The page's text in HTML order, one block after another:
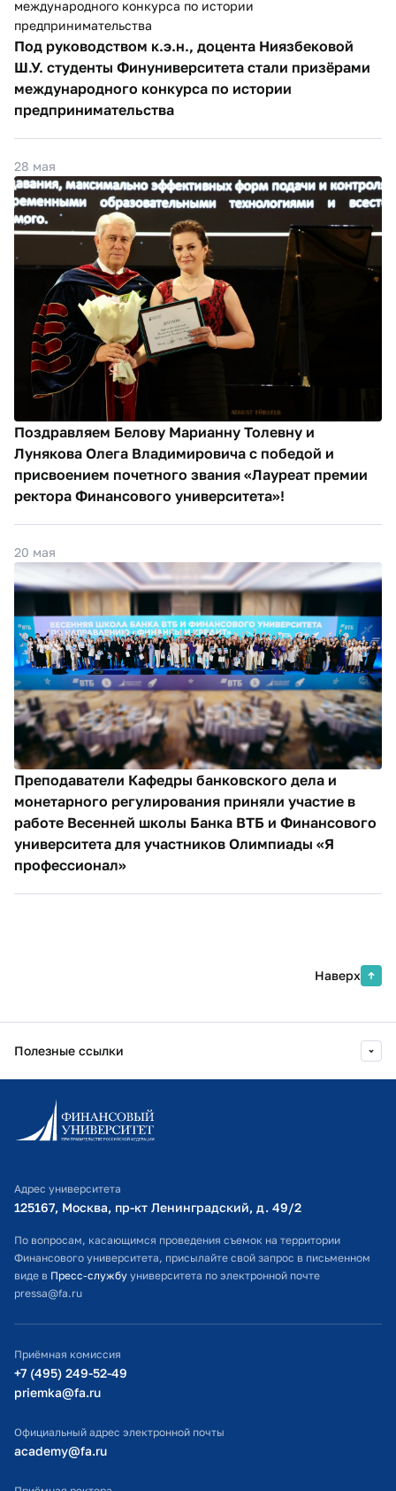
Под руководством к.э.н., доцента Ниязбековой
Ш.У. студенты Финуниверситета стали призёрами
международного конкурса по истории
предпринимательства
28 мая
Поздравляем Белову Марианну Толевну и
Лунякова Олега Владимировича с победой и
присвоением почетного звания «Лауреат премии
ректора Финансового университета»!
20 мая
Преподаватели Кафедры банковского дела и
монетарного регулирования приняли участие в
работе Весенней школы Банка ВТБ и Финансового
университета для участников Олимпиады «Я
профессионал»
Наверх
Полезные ссылки
Информационно-образовательный портал
Личный кабинет поступающего
Оплата обучения
Расписание занятий
Студенческий офис
Официальный адрес электронной почты
Министерство просвещения РФ
Министерство науки и высшего образования РФ
Адрес университета
125167, Москва, пр-кт Ленинградский, д. 49/2​
По вопросам, касающимся проведения съемок на территории
Финансового университета, присылайте свой запрос в письменном
виде в Пресс-службу университета по электронной почте
pressa@fa.ru
Приёмная комиссия
+7 (495) 249-52-49
priemka@fa.ru
Официальный адрес электронной почты
academy@fa.ru